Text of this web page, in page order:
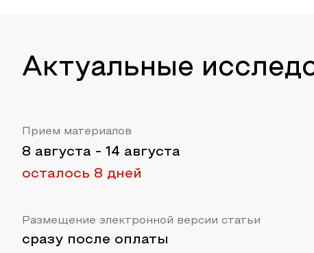
Актуальные
Прием материалов
8 августа - 14 августа
осталось 8 дней
Размещение электронной версии статьи
сразу после оплаты